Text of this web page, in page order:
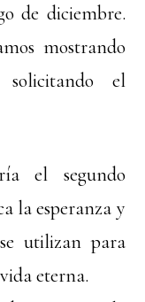
de diciembre.
mostrando
solicitando el
el segundo
la esperanza y
utilizan para
eterna.